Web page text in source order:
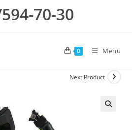
70-30
0 Menu
Next Product